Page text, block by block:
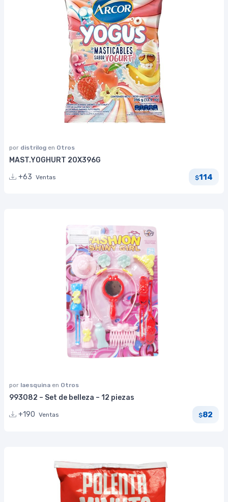
por distrilog en Otros
MAST.YOGHURT 20X396G
+63 Ventas $114
por laesquina en Otros
993082 – Set de belleza – 12 piezas
+190 Ventas $82